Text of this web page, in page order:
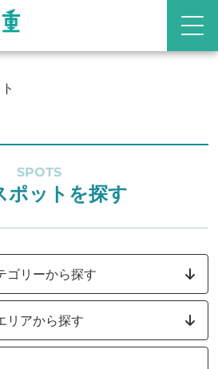
SPOTS
ポットを探す
ゴリーから探す
リアから探す